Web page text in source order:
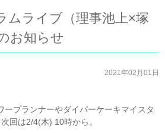
ムライブ（理事池上×塚
お知らせ
2021年02月01日
ープランナーやダイパーケーキマイスタ
回は2/4(木) 10時から。